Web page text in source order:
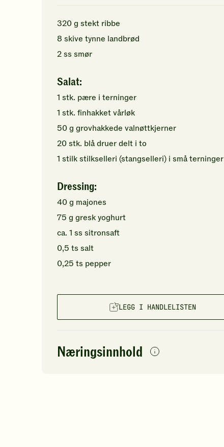
320g stekt ribbe
8 skive tynne landbrød
2ss smør
Salat:
1 stk. pære i terninger
1 stk. finhakketvårløk
50g grovhakkede valnøttkjerner
20stk. blå druerdelt i to
1 stilkstilkselleri (stangselleri) i små terninger
Dressing:
40g majones
75 g gresk yoghurt
ca. 1 ss sitronsaft
0,5 ts salt
0,25 ts pepper
LEGG I HANDLELISTEN
Næringsinnhold